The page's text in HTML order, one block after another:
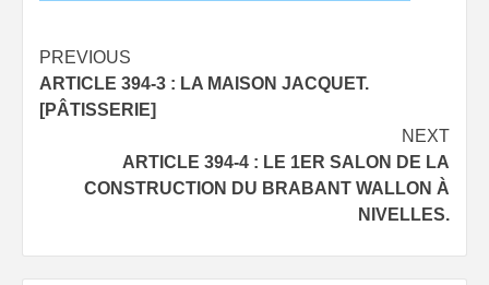
Post
navigation
PREVIOUS
ARTICLE 394-3 : LA MAISON JACQUET.
[PÂTISSERIE]
NEXT
ARTICLE 394-4 : LE 1ER SALON DE LA
CONSTRUCTION DU BRABANT WALLON À
NIVELLES.